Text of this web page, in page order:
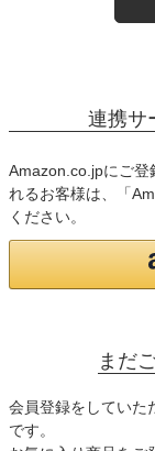
連携サ
Amazon.co.jpにご登
れるお客様は、「
ください。
まだ
会員登録をしていた
です。